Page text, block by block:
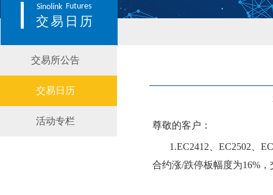
Sinolink Futures
交易日历
交易所公告
交易日历
活动专栏 尊敬的客户：
1.EC2412、EC2502、
合约涨/跌停板幅度为16%，